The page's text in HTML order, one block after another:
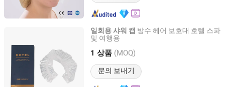
일회용샤워 캡 방수 헤어 보호대 호텔 스파
및 여행용
1 상품 (MOQ)
문의 보내기
Yangzhou Zunzhu Tourism Supplies Co., Ltd
Jiangsu, China 이후 2025